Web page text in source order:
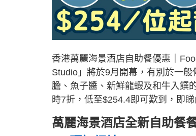
香港萬麗海景酒店自助餐優惠｜
Studio」將於9月開幕，有別於一
膽、魚子醬、新鮮龍蝦及和牛入饌
時7折，低至$254.4即可歎到，即睇
萬麗海景酒店全新自助餐